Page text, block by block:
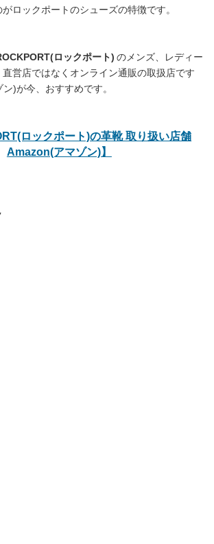
ロックポートのシューズの特徴です。
ロックポート) のメンズ、レディー
営店ではなくオンライン通販の取扱店です
)が今、おすすめです。
ロックポート)の革靴 取り扱い店舗
Amazon(アマゾン)】